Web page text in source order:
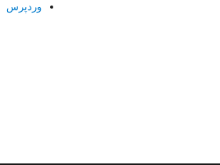
وردپرس